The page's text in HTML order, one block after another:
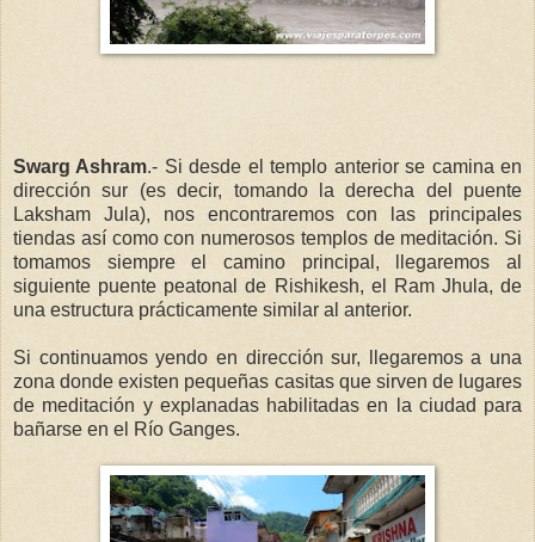
Swarg Ashram.- Si desde el templo anterior se camina en
dirección sur (es decir, tomando la derecha del puente
Laksham Jula), nos encontraremos con las principales
tiendas así como con numerosos templos de meditación. Si
tomamos siempre el camino principal, llegaremos al
siguiente puente peatonal de Rishikesh, el Ram Jhula, de
una estructura prácticamente similar al anterior.
Si continuamos yendo en dirección sur, llegaremos a una
zona donde existen pequeñas casitas que sirven de lugares
de meditación y explanadas habilitadas en la ciudad para
bañarse en el Río Ganges.